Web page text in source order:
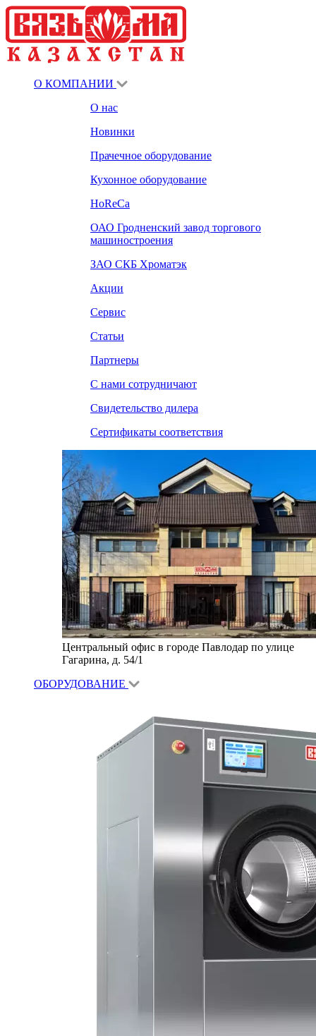
О КОМПАНИИ
О нас
Новинки
Прачечное оборудование
Кухонное оборудование
HoReCa
ОАО Гродненский завод торгового
машиностроения
ЗАО СКБ Хроматэк
Акции
Сервис
Статьи
Партнеры
С нами сотрудничают
Свидетельство дилера
Сертификаты соответствия
Центральный офис в городе Павлодар по улице
Гагарина, д. 54/1
ОБОРУДОВАНИЕ